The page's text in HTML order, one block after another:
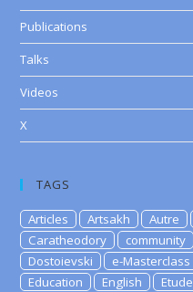
Publications
Talks
Videos
X
TAGS
Articles Artsakh Autre
Caratheodory
community
Dostoievski
e-Masterclass
Education
English Etude